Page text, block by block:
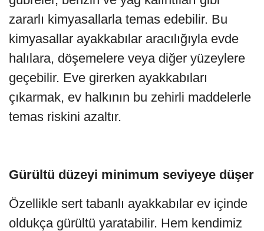
zararlı kimyasallarla temas edebilir. Bu
kimyasallar ayakkabılar aracılığıyla evde
halılara, döşemelere veya diğer yüzeylere
geçebilir. Eve girerken ayakkabıları
çıkarmak, ev halkının bu zehirli maddelerle
temas riskini azaltır.
Gürültü düzeyi minimum seviyeye düşer
Özellikle sert tabanlı ayakkabılar ev içinde
oldukça gürültü yaratabilir. Hem kendimiz